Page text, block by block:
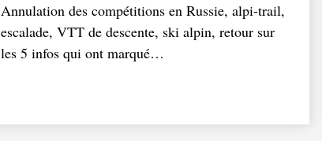
Annulation des compétitions en Russie, alpi-trail,
escalade, VTT de descente, ski alpin, retour sur
les 5 infos qui ont marqué…